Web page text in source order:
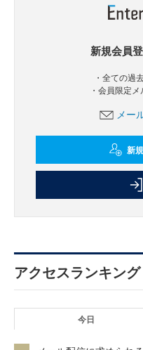
新規会員
・全ての過
・会員限定
メー
新
アクセスランキング
今日